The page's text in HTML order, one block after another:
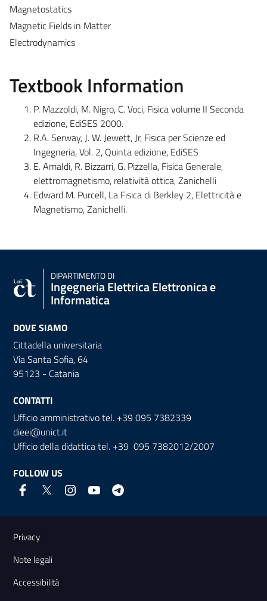
Magnetostatics
Magnetic Fields in Matter
Electrodynamics
Textbook Information
P. Mazzoldi, M. Nigro, C. Voci, Fisica volume II Seconda
edizione, EdiSES 2000.
R.A. Serway, J. W. Jewett, Jr, Fisica per Scienze ed
Ingegneria, Vol. 2, Quinta edizione, EdiSES
E. Amaldi, R. Bizzarri, G. Pizzella, Fisica Generale,
elettromagnetismo, relatività ottica, Zanichelli
Edward M. Purcell, La Fisica di Berkley 2, Elettricità e
Magnetismo, Zanichelli.
DIPARTIMENTO DI
Ingegneria Elettrica Elettronica e
Informatica
DOVE SIAMO
Cittadella universitaria
Via Santa Sofia, 64
95123 - Catania
CONTATTI
Ufficio amministrativo tel. +39 095 7382339
dieei@unict.it
Ufficio della didattica tel. +39 095 7382012/2007
FOLLOW US
Useful links and information
Privacy
Note legali
Accessibilità